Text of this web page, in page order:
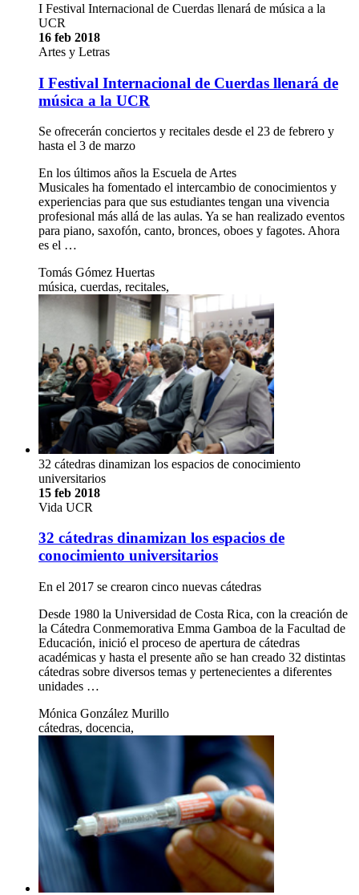
I Festival Internacional de Cuerdas llenará de música a la
UCR
16 feb 2018
Artes y Letras
I Festival Internacional de Cuerdas llenará de
música a la UCR
Se ofrecerán conciertos y recitales desde el 23 de febrero y
hasta el 3 de marzo
En los últimos años la Escuela de Artes
Musicales ha fomentado el intercambio de conocimientos y
experiencias para que sus estudiantes tengan una vivencia
profesional más allá de las aulas. Ya se han realizado eventos
para piano, saxofón, canto, bronces, oboes y fagotes. Ahora
es el …
Tomás Gómez Huertas
música, cuerdas, recitales,
32 cátedras dinamizan los espacios de conocimiento
universitarios
15 feb 2018
Vida UCR
32 cátedras dinamizan los espacios de
conocimiento universitarios
En el 2017 se crearon cinco nuevas cátedras
Desde 1980 la Universidad de Costa Rica, con la creación de
la Cátedra Conmemorativa Emma Gamboa de la Facultad de
Educación, inició el proceso de apertura de cátedras
académicas y hasta el presente año se han creado 32 distintas
cátedras sobre diversos temas y pertenecientes a diferentes
unidades …
Mónica González Murillo
cátedras, docencia,